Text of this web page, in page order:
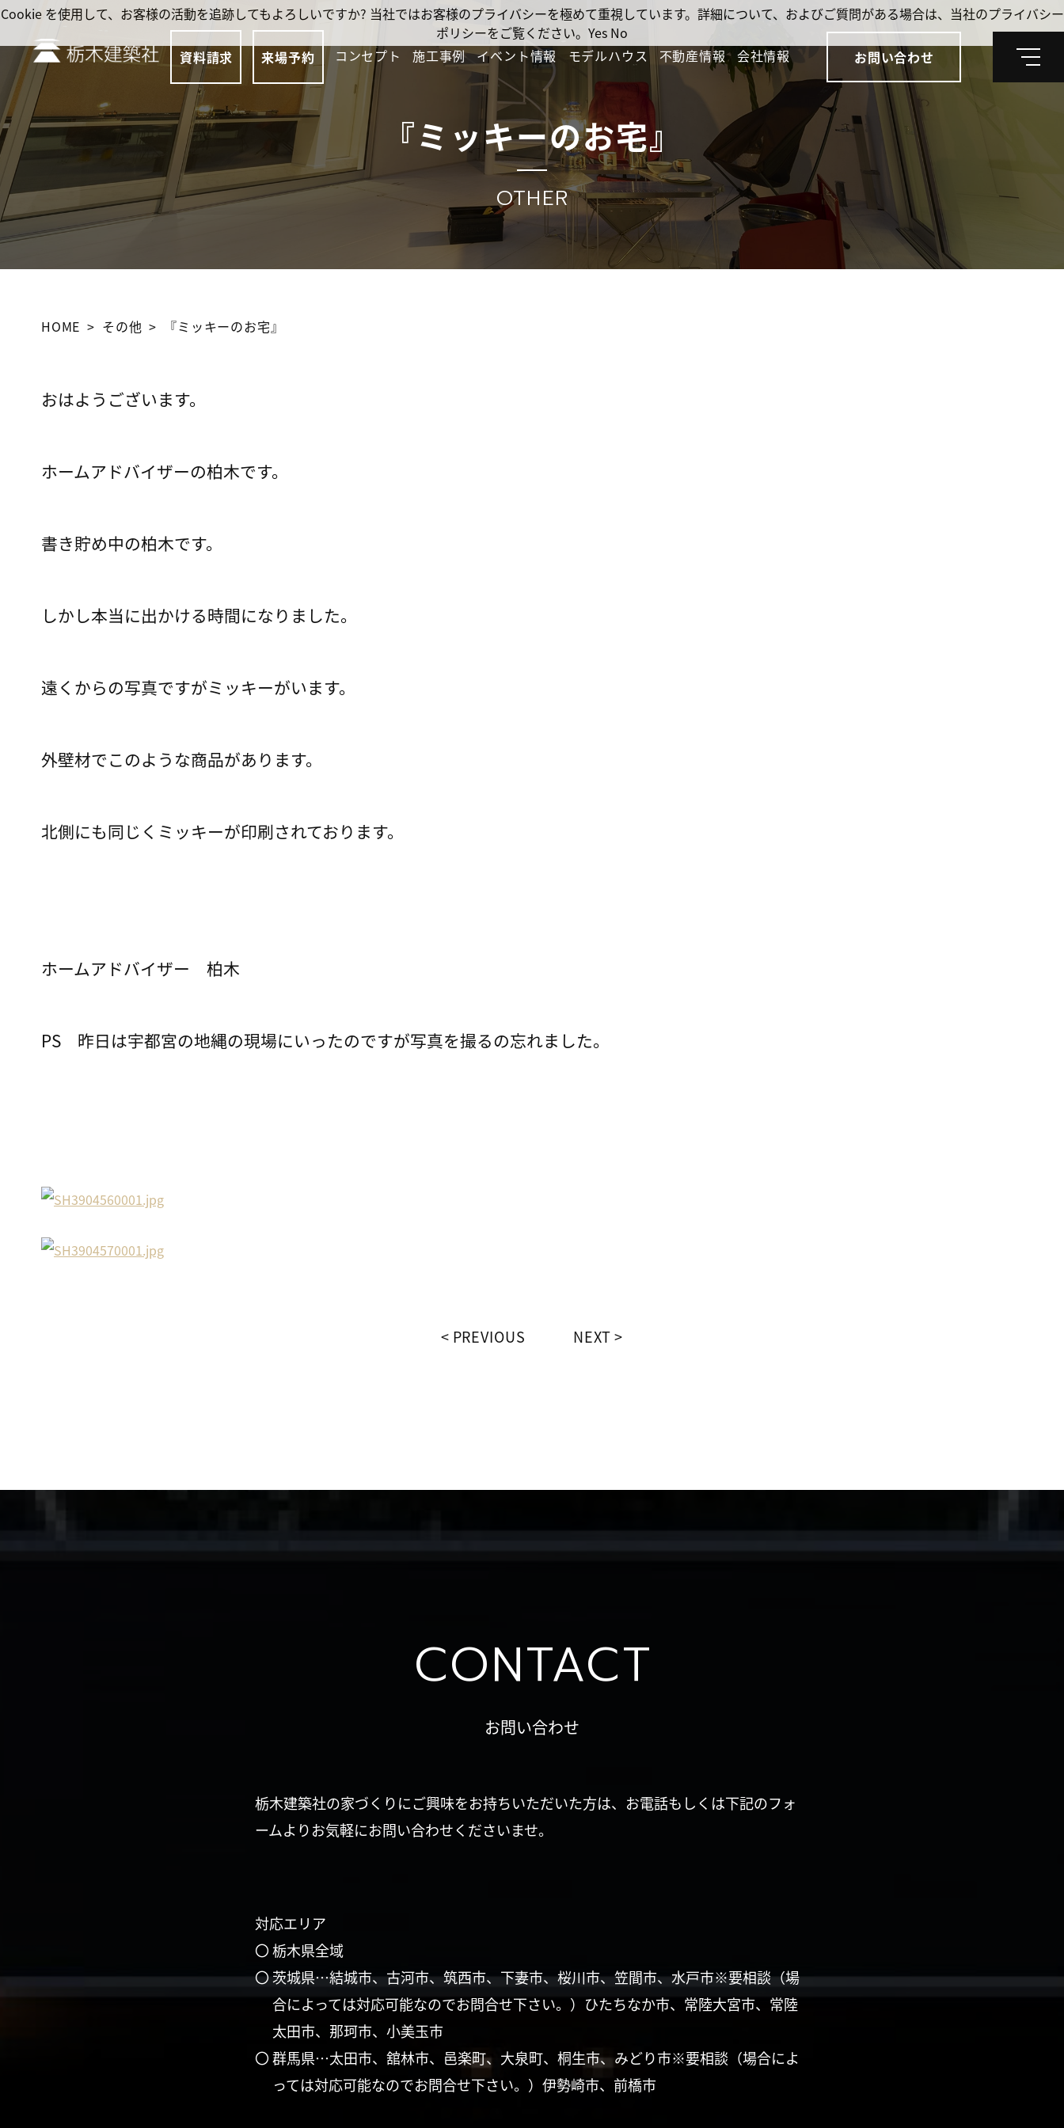
資料請求 来場予約 コンセプト 施工事例 イベント情報 モデルハウス 不動産情報 会社情報 お問い合わせ
メ
『ミッキーのお宅』
OTHER
HOME その他 『ミッキーのお宅』
おはようございます。
ホームアドバイザーの柏木です。
書き貯め中の柏木です。
しかし本当に出かける時間になりました。
遠くからの写真ですがミッキーがいます。
外壁材でこのような商品があります。
北側にも同じくミッキーが印刷されております。
ホームアドバイザー 柏木
PS 昨日は宇都宮の地縄の現場にいったのですが写真を撮るの忘れました。
PREVIOUS NEXT
CONTACT
お問い合わせ
栃木建築社の家づくりにご興味をお持ちいただいた方は、お電話もしくは下記のフォ
ームよりお気軽にお問い合わせくださいませ。
対応エリア
〇 栃木県全域
〇 茨城県…結城市、古河市、筑西市、下妻市、桜川市、笠間市、水戸市※要相談（場
合によっては対応可能なのでお問合せ下さい。）ひたちなか市、常陸大宮市、常陸
太田市、那珂市、小美玉市
〇 群馬県…太田市、舘林市、邑楽町、大泉町、桐生市、みどり市※要相談（場合によ
っては対応可能なのでお問合せ下さい。）伊勢崎市、前橋市
Cookie を使用して、お客様の活動を追跡してもよろしいですか? 当社ではお客様のプライバシーを極めて重視しています。詳細について、およびご質問がある場合は、当社のプライバシー
ポリシーをご覧ください。 Yes No